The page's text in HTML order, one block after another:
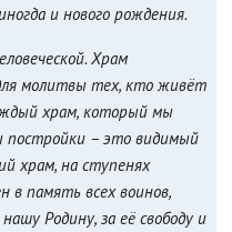
и нового рождения.
Храм
молитвы тех, кто живёт
храм, который мы
постройки – это видимый
храм, на ступенях
в память всех воинов,
Родину, за её свободу и